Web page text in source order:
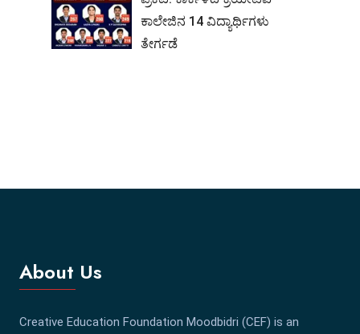
ಕಾಲೇಜಿನ 14 ವಿದ್ಯಾರ್ಥಿಗಳು
ತೇರ್ಗಡೆ
About Us
Creative Education Foundation Moodbidri (CEF) is an